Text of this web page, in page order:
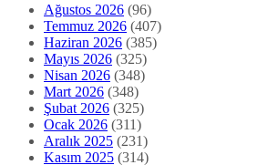
Ağustos 2026 (96)
Temmuz 2026 (407)
Haziran 2026 (385)
Mayıs 2026 (325)
Nisan 2026 (348)
Mart 2026 (348)
Şubat 2026 (325)
Ocak 2026 (311)
Aralık 2025 (231)
Kasım 2025 (314)